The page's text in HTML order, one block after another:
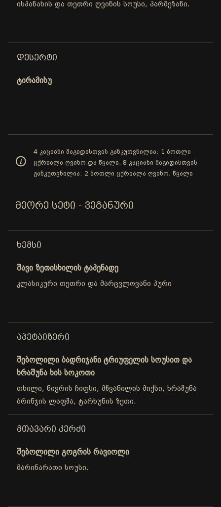
ისპანახის და თეთრი ღვინის სოუსი, პარმეზანი.
ᲓᲔᲡᲔᲠᲢᲘ
ტირამისუ
4 კაციანი მაგიდისთვის განკუთვნილია: 1 ბოთლი
ცქრიალა ღვინო და წყალი. 8 კაციანი მაგიდისთვის
განკუთვნილია: 2 ბოთლი ცქრიალა ღვინო, წყალი
ᲛᲔᲝᲠᲔ ᲡᲔᲢᲘ - ᲕᲔᲒᲐᲜᲣᲠᲘ
ᲮᲔᲛᲡᲘ
შავი ზეთისხილის ტაპენადე
კლასიკური თეთრი და მარცვლოვანი პური
ᲐᲞᲔᲢᲐᲘᲖᲔᲠᲘ
შებოლილი ბადრიჯანი ტრიუფელის სოუსით და
ხრაშუნა ხის სოკოთი
თხილი, ნივრის ჩიფსი, მწვანილის მიქსი, ხრაშუნა
ბრინჯის ლაფშა, ტარხუნის ზეთი.
ᲛᲗᲐᲕᲐᲠᲘ ᲙᲔᲠᲫᲘ
შებოლილი გოგრის რავიოლი
მარინარათი სოუსი.